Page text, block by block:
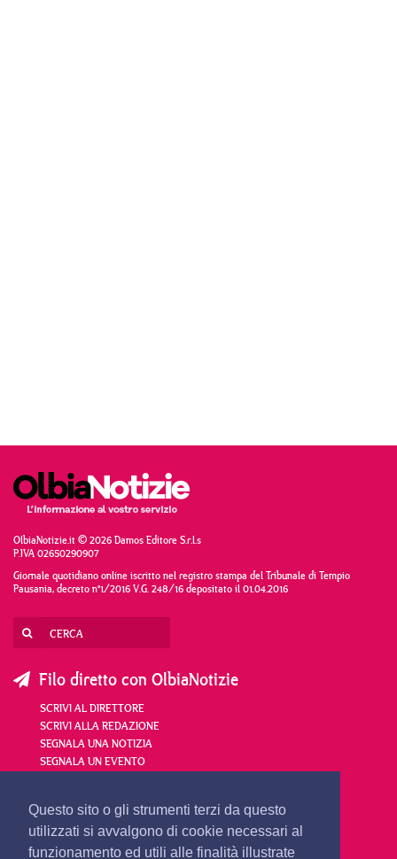
Questo sito o gli strumenti terzi da questo
utilizzati si avvalgono di cookie necessari al
funzionamento ed utili alle finalità illustrate
OlbiaNotizie.it © 2026 Damos Editore S.r.l.s
P.IVA 02650290907
Giornale quotidiano online iscritto nel registro stampa del Tribunale di Tempio
Pausania, decreto n°1/2016 V.G. 248/16 depositato il 01.04.2016
Filo diretto con OlbiaNotizie
SCRIVI AL DIRETTORE
SCRIVI ALLA REDAZIONE
SEGNALA UNA NOTIZIA
SEGNALA UN EVENTO
redazione@olbianotizie.it